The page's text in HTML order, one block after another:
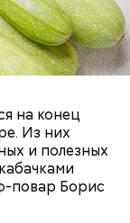
на конец
Из них
и полезных
повар Борис